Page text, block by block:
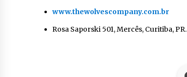
www.thewolvescompany.com.br
Rosa Saporski 501, Mercês, Curitiba, PR.